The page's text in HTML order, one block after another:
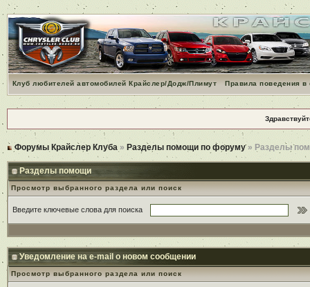
Клуб любителей автомобилей Крайслер/Додж/Плимут Правила поведения
Форумы Крайслер Клуба » Разделы помощи по форуму» Разделы
Разделы помощи
Просмотр выбранного раздела или поиск
Введите ключевые слова для поиска
Уведомление на е-mail о новом сообщении
Просмотр выбранного раздела или поиск